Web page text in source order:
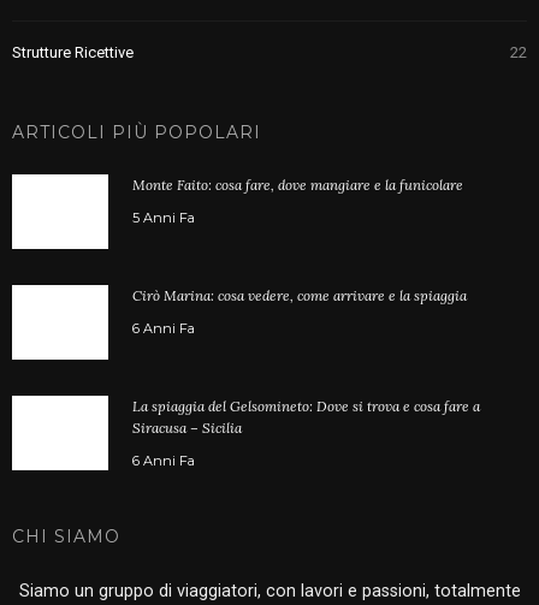
Strutture Ricettive 22
ARTICOLI PIÙ POPOLARI
Monte Faito: cosa fare, dove mangiare e la funicolare
5 Anni Fa
Cirò Marina: cosa vedere, come arrivare e la spiaggia
6 Anni Fa
La spiaggia del Gelsomineto: Dove si trova e cosa fare a
Siracusa – Sicilia
6 Anni Fa
CHI SIAMO
Siamo un gruppo di viaggiatori, con lavori e passioni, totalmente